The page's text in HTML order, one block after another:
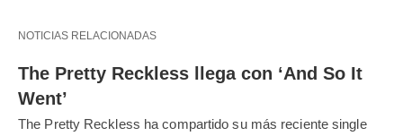
NOTICIAS RELACIONADAS
The Pretty Reckless llega con ‘And So It
Went’
The Pretty Reckless ha compartido su más reciente single